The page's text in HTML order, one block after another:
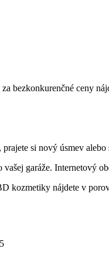
za bezkonkurenčné ceny
, prajete si nový úsmev
garáže. Internetový
kozmetiky nájdete v